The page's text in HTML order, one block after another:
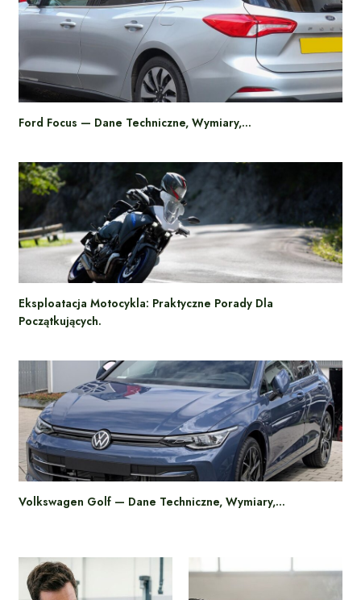
Ford Focus — Dane Techniczne, Wymiary,…
Eksploatacja Motocykla: Praktyczne Porady Dla
Początkujących.
Volkswagen Golf — Dane Techniczne, Wymiary,…